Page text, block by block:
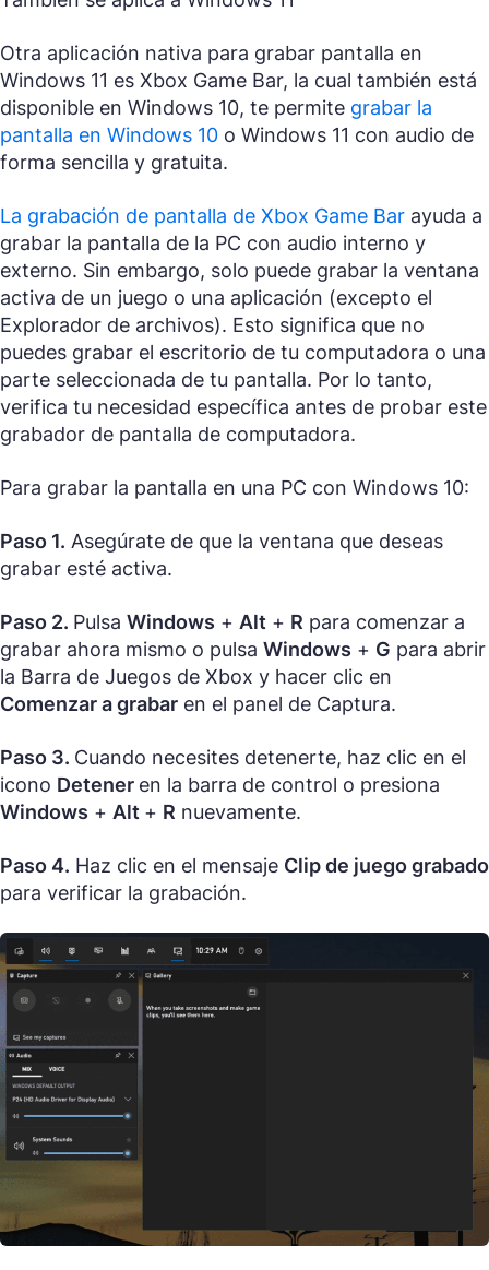
Otra aplicación nativa para grabar pantalla en
Windows 11 es Xbox Game Bar, la cual también está
disponible en Windows 10, te permite grabar la
pantalla en Windows 10 o Windows 11 con audio de
forma sencilla y gratuita.
La grabación de pantalla de Xbox Game Bar ayuda a
grabar la pantalla de la PC con audio interno y
externo. Sin embargo, solo puede grabar la ventana
activa de un juego o una aplicación (excepto el
Explorador de archivos). Esto significa que no
puedes grabar el escritorio de tu computadora o una
parte seleccionada de tu pantalla. Por lo tanto,
verifica tu necesidad específica antes de probar este
grabador de pantalla de computadora.
Para grabar la pantalla en una PC con Windows 10:
Paso 1. Asegúrate de que la ventana que deseas
grabar esté activa.
Paso 2. Pulsa Windows + Alt + R para comenzar a
grabar ahora mismo o pulsa Windows + G para abrir
la Barra de Juegos de Xbox y hacer clic en
Comenzar a grabar en el panel de Captura.
Paso 3. Cuando necesites detenerte, haz clic en el
icono Detener en la barra de control o presiona
Windows + Alt + R nuevamente.
Paso 4. Haz clic en el mensaje Clip de juego grabado
para verificar la grabación.